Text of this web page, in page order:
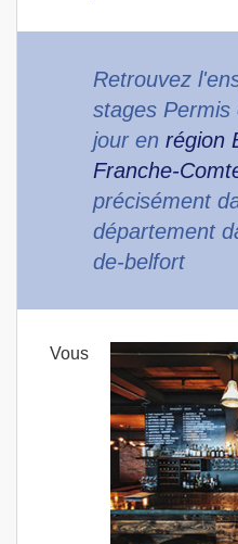
Retrouvez
stages Permis
jour en région
Franche-
précisément
département
de-belfort
Vous